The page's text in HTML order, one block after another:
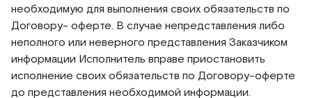
необходимую для выполнения своих обязательств по
Договору- оферте. В случае непредставления либо
неполного или неверного представления Заказчиком
информации Исполнитель вправе приостановить
исполнение своих обязательств по Договору-оферте
до представления необходимой информации.